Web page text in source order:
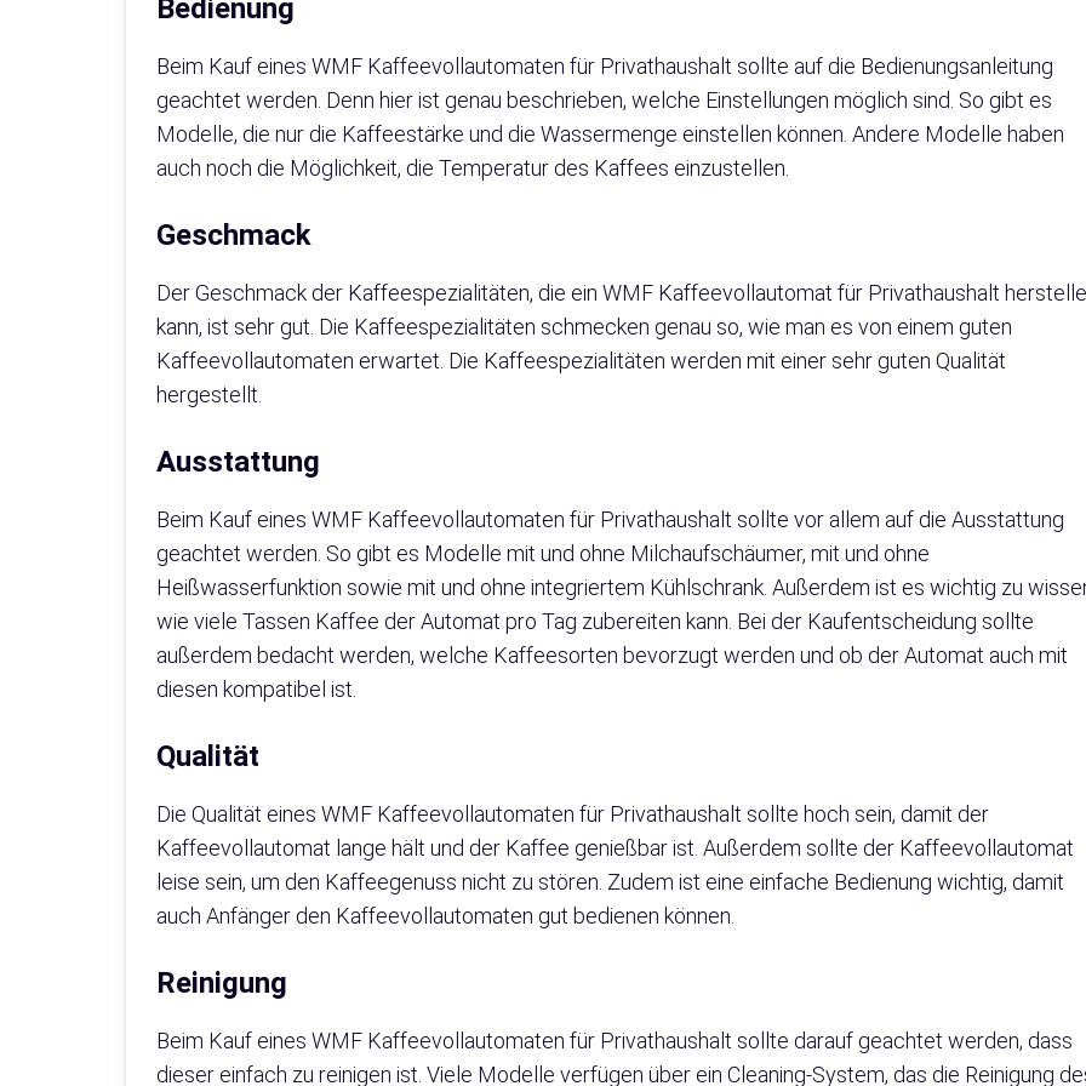
Bedienung
Beim Kauf eines WMF Kaffeevollautomaten für Privathaushalt sollte auf die Bedienungsanleitung
geachtet werden. Denn hier ist genau beschrieben, welche Einstellungen möglich sind. So gibt es
Modelle, die nur die Kaffeestärke und die Wassermenge einstellen können. Andere Modelle haben
auch noch die Möglichkeit, die Temperatur des Kaffees einzustellen.
Geschmack
Der Geschmack der Kaffeespezialitäten, die ein WMF Kaffeevollautomat für Privathaushalt
kann, ist sehr gut. Die Kaffeespezialitäten schmecken genau so, wie man es von einem guten
Kaffeevollautomaten erwartet. Die Kaffeespezialitäten werden mit einer sehr guten Qualität
hergestellt.
Ausstattung
Beim Kauf eines WMF Kaffeevollautomaten für Privathaushalt sollte vor allem auf die Ausstattung
geachtet werden. So gibt es Modelle mit und ohne Milchaufschäumer, mit und ohne
Heißwasserfunktion sowie mit und ohne integriertem Kühlschrank. Außerdem ist es wichtig zu
wie viele Tassen Kaffee der Automat pro Tag zubereiten kann. Bei der Kaufentscheidung sollte
außerdem bedacht werden, welche Kaffeesorten bevorzugt werden und ob der Automat auch mit
diesen kompatibel ist.
Qualität
Die Qualität eines WMF Kaffeevollautomaten für Privathaushalt sollte hoch sein, damit der
Kaffeevollautomat lange hält und der Kaffee genießbar ist. Außerdem sollte der Kaffeevollautomat
leise sein, um den Kaffeegenuss nicht zu stören. Zudem ist eine einfache Bedienung wichtig, damit
auch Anfänger den Kaffeevollautomaten gut bedienen können.
Reinigung
Beim Kauf eines WMF Kaffeevollautomaten für Privathaushalt sollte darauf geachtet werden, dass
dieser einfach zu reinigen ist. Viele Modelle verfügen über ein Cleaning-System, das die Reinigung